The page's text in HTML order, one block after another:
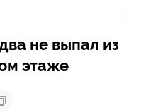
не выпал из
этаже